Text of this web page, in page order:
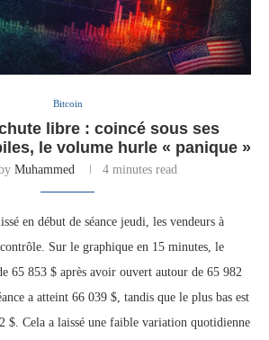
Bitcoin
libre : coincé sous ses
le volume hurle « panique »
Muhammed 4 minutes read
en début de séance jeudi, les vendeurs à
Sur le graphique en 15 minutes, le
65 853 $ après avoir ouvert autour de 65 982
a atteint 66 039 $, tandis que le plus bas est
$. Cela a laissé une faible variation quotidienne